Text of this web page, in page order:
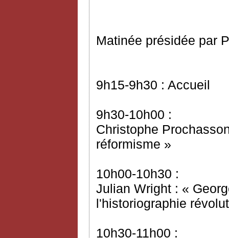
Matinée présidée par
9h15-9h30 : Accueil
9h30-10h00 :
Christophe
réformisme »
10h00-10h30 :
Julian Wright : «
l'historiographie
10h30-11h00 :